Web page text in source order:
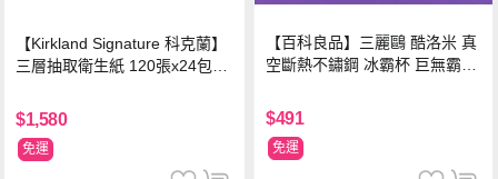
【Kirkland Signature 科克蘭】
三層抽取衛生紙 120張x24包x3
$1,580
免運
【百科良品】三麗鷗 酷洛米 真
空斷熱不鏽鋼 冰霸杯 巨無霸鋼
ml-信封款(贈手提杯套)
$491
免運